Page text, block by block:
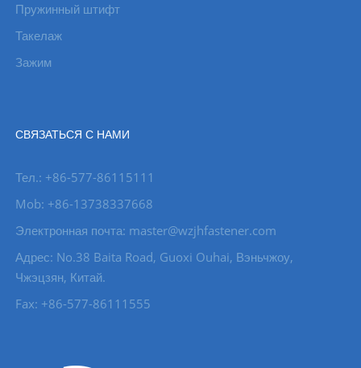
Пружинный штифт
Такелаж
Зажим
СВЯЗАТЬСЯ С НАМИ
Тел.: +86-577-86115111
Mob: +86-13738337668
Электронная почта: master@wzjhfastener.com
Адрес: No.38 Baita Road, Guoxi Ouhai, Вэньчжоу,
Чжэцзян, Китай.
Fax: +86-577-86111555